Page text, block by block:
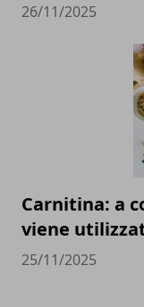
26/11/2025
Carnitina: a
viene
25/11/2025